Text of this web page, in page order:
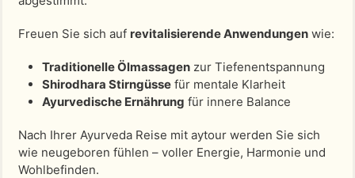
Freuen Sie sich auf revitalisierende Anwendungen wie:
Traditionelle Ölmassagen zur Tiefenentspannung
Shirodhara Stirngüsse für mentale Klarheit
Ayurvedische Ernährung für innere Balance
Nach Ihrer Ayurveda Reise mit aytour werden Sie sich
wie neugeboren fühlen – voller Energie, Harmonie und
Wohlbefinden.